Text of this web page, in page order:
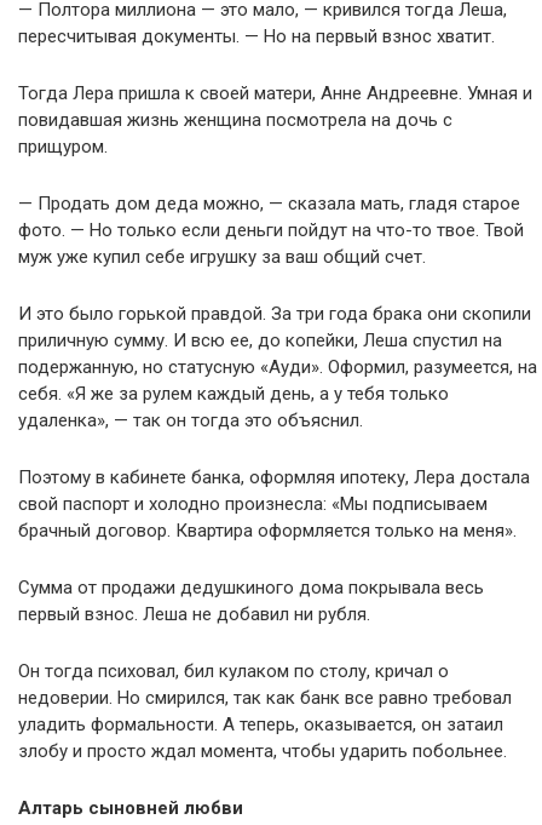
— Полтора миллиона — это мало, — кривился тогда Леша,
пересчитывая документы. — Но на первый взнос хватит.
Тогда Лера пришла к своей матери, Анне Андреевне. Умная и
повидавшая жизнь женщина посмотрела на дочь с
прищуром.
— Продать дом деда можно, — сказала мать, гладя старое
фото. — Но только если деньги пойдут на что-то твое. Твой
муж уже купил себе игрушку за ваш общий счет.
И это было горькой правдой. За три года брака они скопили
приличную сумму. И всю ее, до копейки, Леша спустил на
подержанную, но статусную «Ауди». Оформил, разумеется, на
себя. «Я же за рулем каждый день, а у тебя только
удаленка», — так он тогда это объяснил.
Поэтому в кабинете банка, оформляя ипотеку, Лера достала
свой паспорт и холодно произнесла: «Мы подписываем
брачный договор. Квартира оформляется только на меня».
Сумма от продажи дедушкиного дома покрывала весь
первый взнос. Леша не добавил ни рубля.
Он тогда психовал, бил кулаком по столу, кричал о
недоверии. Но смирился, так как банк все равно требовал
уладить формальности. А теперь, оказывается, он затаил
злобу и просто ждал момента, чтобы ударить побольнее.
Алтарь сыновней любви